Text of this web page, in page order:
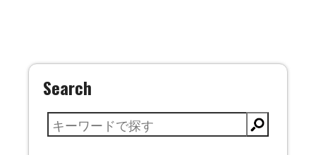
Search